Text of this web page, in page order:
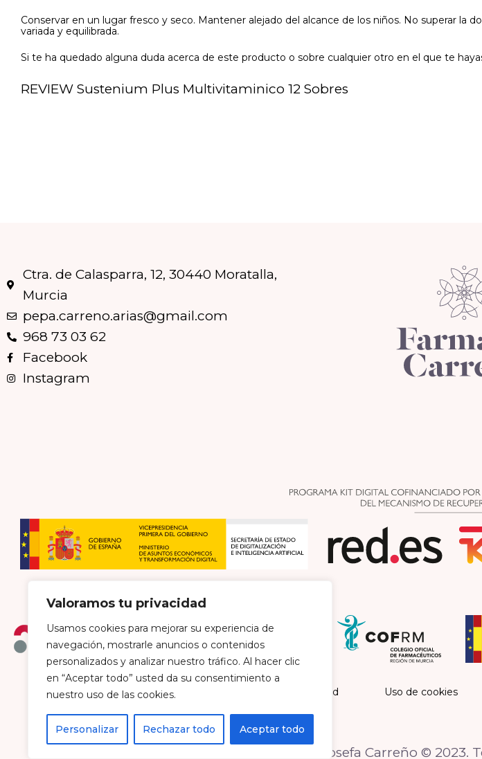
Valoramos tu privacidad
Usamos cookies para mejorar su experiencia de
navegación, mostrarle anuncios o contenidos
personalizados y analizar nuestro tráfico. Al hacer clic
en “Aceptar todo” usted da su consentimiento a
nuestro uso de las cookies.
Personalizar Rechazar todo Aceptar todo
Conservar en un lugar fresco y seco. Mantener alejado del alcance de los niños. No superar
variada y equilibrada.
Si te ha quedado alguna duda acerca de este producto o sobre cualquier otro en el que te
REVIEW Sustenium Plus Multivitaminico 12 Sobres
Ctra. de Calasparra, 12, 30440 Moratalla,
Murcia
pepa.carreno.arias@gmail.com
968 73 03 62
Facebook
Instagram
Política de envío y devoluciones Política de privacidad Uso de cookies
Farmacia Josefa Carreño © 2023.